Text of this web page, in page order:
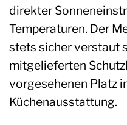
direkter
Temperaturen. Der
stets sicher verstaut
mitgelieferten
vorgesehenen Platz
Küchenausstattung.